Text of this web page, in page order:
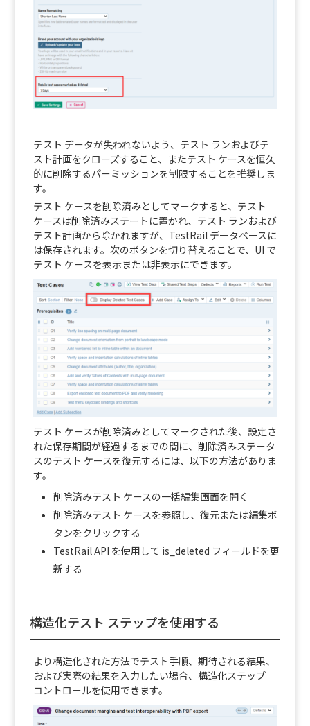
テスト データが失われないよう、テスト ランおよびテ
スト計画をクローズすること、またテスト ケースを恒久
的に削除するパーミッションを制限することを推奨しま
す。
テスト ケースを削除済みとしてマークすると、テスト
ケースは削除済みステートに置かれ、テスト ランおよび
テスト計画から除かれますが、TestRail データベースに
は保存されます。次のボタンを切り替えることで、UI で
テスト ケースを表示または非表示にできます。
テスト ケースが削除済みとしてマークされた後、設定さ
れた保存期間が経過するまでの間に、削除済みステータ
スのテスト ケースを復元するには、以下の方法がありま
す。
削除済みテスト ケースの一括編集画面を開く
削除済みテスト ケースを参照し、復元または編集ボ
タンをクリックする
TestRail API を使用して is_deleted フィールドを更
新する
構造化テスト ステップを使用する
より構造化された方法でテスト手順、期待される結果、
および実際の結果を入力したい場合、構造化ステップ
コントロールを使用できます。